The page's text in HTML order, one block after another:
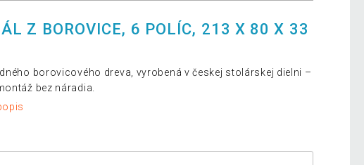
Z BOROVICE, 6 POLÍC, 213 X 80 X 33
borovicového dreva, vyrobená v českej stolárskej dielni –
bez náradia.